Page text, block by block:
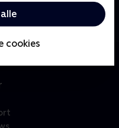
cookies
de! Pingvinen Maurits